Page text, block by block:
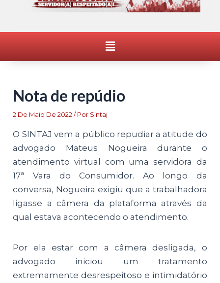
Menu
Nota de repúdio
2 De Maio De 2022/ Por Sintaj
O SINTAJ vem a público repudiar a atitude do
advogado Mateus Nogueira durante o
atendimento virtual com uma servidora da
17ª Vara do Consumidor. Ao longo da
conversa, Nogueira exigiu que a trabalhadora
ligasse a câmera da plataforma através da
qual estava acontecendo o atendimento.
Por ela estar com a câmera desligada, o
advogado iniciou um tratamento
extremamente desrespeitoso e intimidatório